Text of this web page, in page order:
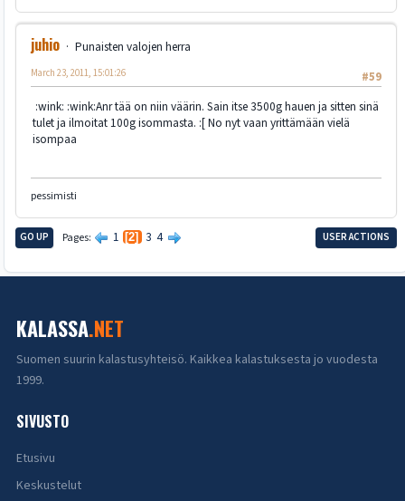
juhio
Punaisten valojen herra
#59
March 23, 2011, 15:01:26
:wink: :wink:Anr tää on niin väärin. Sain itse 3500g hauen ja sitten sinä
tulet ja ilmoitat 100g isommasta. :[ No nyt vaan yrittämään vielä
isompaa
pessimisti
GO UP Pages 1 2 3 4 USER ACTIONS
KALASSA.NET
Suomen suurin kalastusyhteisö. Kaikkea kalastuksesta jo vuodesta
1999.
SIVUSTO
Etusivu
Keskustelut